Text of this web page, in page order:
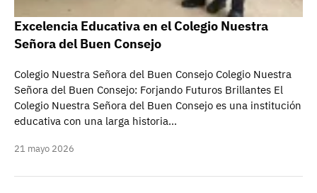
Excelencia Educativa en el Colegio Nuestra
Señora del Buen Consejo
Colegio Nuestra Señora del Buen Consejo Colegio Nuestra
Señora del Buen Consejo: Forjando Futuros Brillantes El
Colegio Nuestra Señora del Buen Consejo es una institución
educativa con una larga historia…
21 mayo 2026